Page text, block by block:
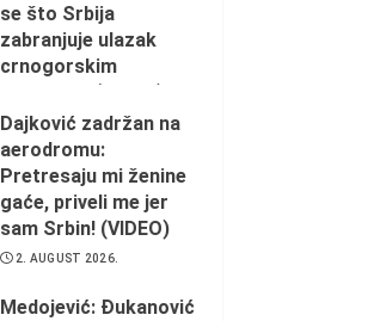
se što Srbija
zabranjuje ulazak
crnogorskim
ustašama (VIDEO)
2. AUGUST 2026.
Dajković zadržan na
aerodromu:
Pretresaju mi ženine
gaće, priveli me jer
sam Srbin! (VIDEO)
2. AUGUST 2026.
Medojević: Đukanović